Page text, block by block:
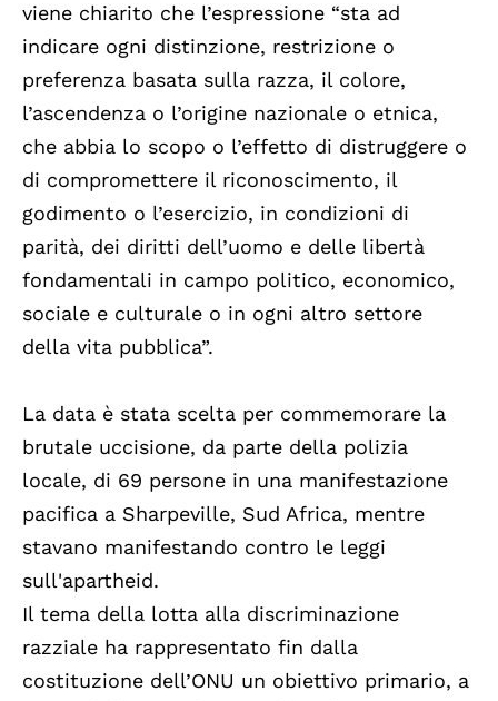
viene chiarito che l’espressione “sta ad
indicare ogni distinzione, restrizione o
preferenza basata sulla razza, il colore,
l’ascendenza o l’origine nazionale o etnica,
che abbia lo scopo o l’effetto di distruggere o
di compromettere il riconoscimento, il
godimento o l’esercizio, in condizioni di
parità, dei diritti dell’uomo e delle libertà
fondamentali in campo politico, economico,
sociale e culturale o in ogni altro settore
della vita pubblica”.
La data è stata scelta per commemorare la
brutale uccisione, da parte della polizia
locale, di 69 persone in una manifestazione
pacifica a Sharpeville, Sud Africa, mentre
stavano manifestando contro le leggi
sull'apartheid.
Il tema della lotta alla discriminazione
razziale ha rappresentato fin dalla
costituzione dell’ONU un obiettivo primario, a